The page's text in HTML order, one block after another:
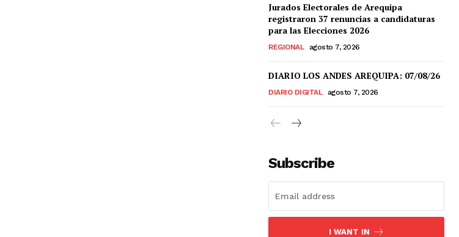
Jurados Electorales de Arequipa
registraron 37 renuncias a candidaturas
para las Elecciones 2026
REGIONAL agosto 7, 2026
DIARIO LOS ANDES AREQUIPA: 07/08/26
DIARIO DIGITAL agosto 7, 2026
Subscribe
I WANT IN